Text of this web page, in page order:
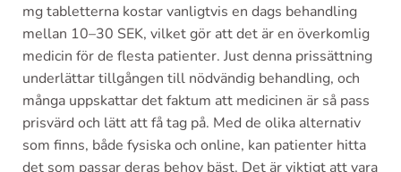
mg tabletterna kostar vanligtvis en dags behandling
mellan 10–30 SEK, vilket gör att det är en överkomlig
medicin för de flesta patienter. Just denna prissättning
underlättar tillgången till nödvändig behandling, och
många uppskattar det faktum att medicinen är så pass
prisvärd och lätt att få tag på. Med de olika alternativ
som finns, både fysiska och online, kan patienter hitta
det som passar deras behov bäst. Det är viktigt att vara